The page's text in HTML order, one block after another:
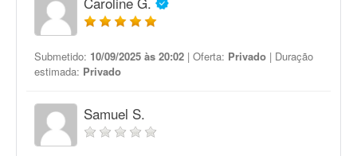
Submetido: 10/09/2025 às 20:02 | Oferta: Privado | Duração
estimada: Privado
Samuel S.